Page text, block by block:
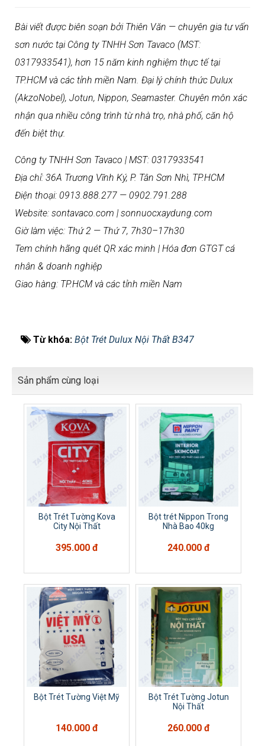
Bài viết được biên soạn bởi Thiên Văn — chuyên gia tư vấn
sơn nước tại Công ty TNHH Sơn Tavaco (MST:
0317933541), hơn 15 năm kinh nghiệm thực tế tại
TP.HCM và các tỉnh miền Nam. Đại lý chính thức Dulux
(AkzoNobel), Jotun, Nippon, Seamaster. Chuyên môn xác
nhận qua nhiều công trình từ nhà trọ, nhà phố, căn hộ
đến biệt thự.
Công ty TNHH Sơn Tavaco | MST: 0317933541
Địa chỉ: 36A Trương Vĩnh Ký, P. Tân Sơn Nhì, TP.HCM
Điện thoại: 0913.888.277 — 0902.791.288
Website: sontavaco.com | sonnuocxaydung.com
Giờ làm việc: Thứ 2 — Thứ 7, 7h30–17h30
Tem chính hãng quét QR xác minh | Hóa đơn GTGT cá
nhân & doanh nghiệp
Giao hàng: TP.HCM và các tỉnh miền Nam
Từ khóa: Bột Trét Dulux Nội Thất B347
Sản phẩm cùng loại
Bột Trét Tường Kova
City Nội Thất
395.000 đ
Bột trét Nippon Trong
Nhà Bao 40kg
240.000 đ
Bột Trét Tường Việt Mỹ
140.000 đ
Bột Trét Tường Jotun
Nội Thất
260.000 đ